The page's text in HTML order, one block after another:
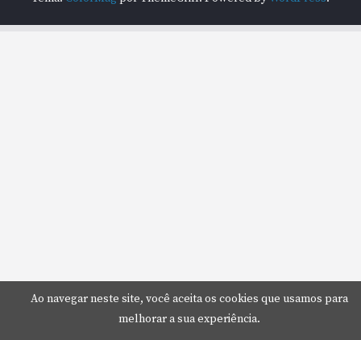
Ao navegar neste site, você aceita os cookies que usamos para
melhorar a sua experiência.